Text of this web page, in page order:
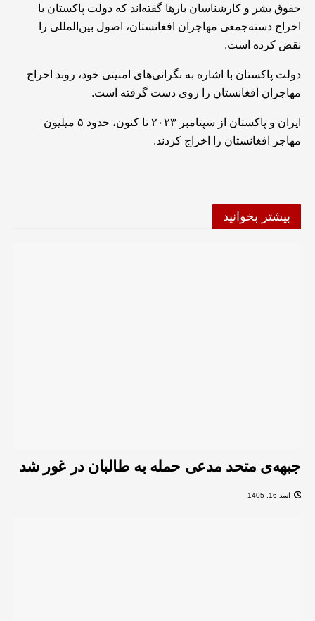
حقوق بشر و کارشناسان بارها گفته‌اند که دولت پاکستان با
اخراج دسته‌جمعی مهاجران افغانستان، اصول بین‌المللی را
نقض کرده است.
دولت پاکستان با اشاره به نگرانی‌های امنیتی خود، روند اخراج
مهاجران افغانستان را روی دست گرفته است.
ایران و پاکستان از سپتامبر ۲۰۲۳ تا کنون، حدود ۵ میلیون
مهاجر افغانستان را اخراج کردند.
بیشتر بخوانید
جبهه‌ی متحد مدعی حمله به طالبان در غور شد
اسد 16, 1405